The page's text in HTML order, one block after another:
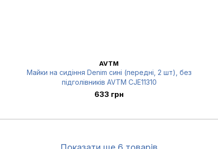
AVTM
Майки на сидіння Denim сині (передні, 2 шт), без
підголівників AVTM CJE11310
633 грн